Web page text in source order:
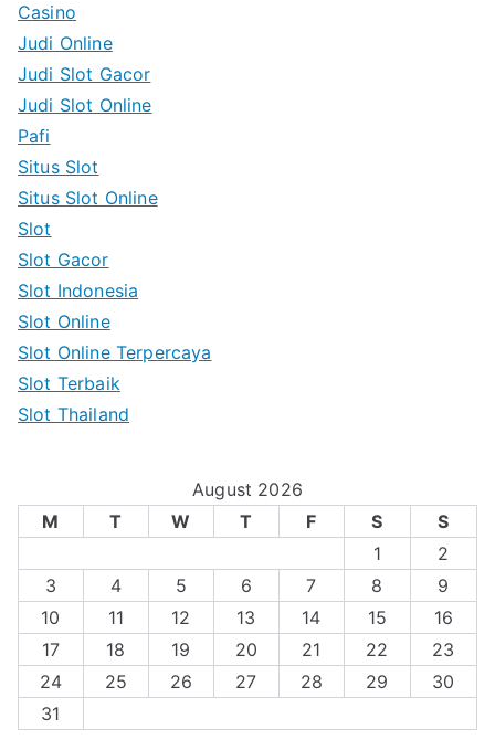
Casino
Judi Online
Judi Slot Gacor
Judi Slot Online
Pafi
Situs Slot
Situs Slot Online
Slot
Slot Gacor
Slot Indonesia
Slot Online
Slot Online Terpercaya
Slot Terbaik
Slot Thailand
August 2026
M
T W T F S
S
1
2
3
4 5 6 7 8
9
10
11 12 13 14 15
16
17
18 19 20 21 22
23
24
25 26 27 28 29
30
31